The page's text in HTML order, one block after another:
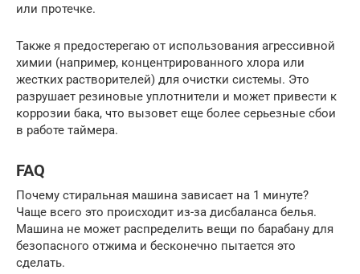
или протечке.
Также я предостерегаю от использования агрессивной
химии (например, концентрированного хлора или
жестких растворителей) для очистки системы. Это
разрушает резиновые уплотнители и может привести к
коррозии бака, что вызовет еще более серьезные сбои
в работе таймера.
FAQ
Почему стиральная машина зависает на 1 минуте?
Чаще всего это происходит из-за дисбаланса белья.
Машина не может распределить вещи по барабану для
безопасного отжима и бесконечно пытается это
сделать.